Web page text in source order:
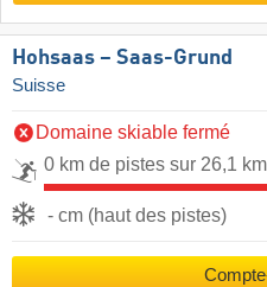
Hohsaas – Saas-Grund
Suisse
Domaine skiable fermé
0 km de pistes sur 26,1 km
- cm (haut des pistes)